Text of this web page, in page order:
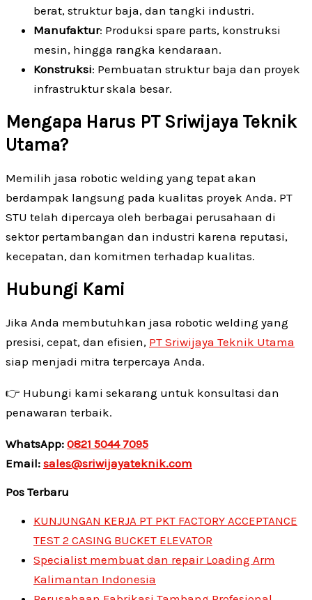
berat, struktur baja, dan tangki industri.
Manufaktur: Produksi spare parts, konstruksi
mesin, hingga rangka kendaraan.
Konstruksi: Pembuatan struktur baja dan proyek
infrastruktur skala besar.
Mengapa Harus PT Sriwijaya Teknik
Utama?
Memilih jasa robotic welding yang tepat akan
berdampak langsung pada kualitas proyek Anda. PT
STU telah dipercaya oleh berbagai perusahaan di
sektor pertambangan dan industri karena reputasi,
kecepatan, dan komitmen terhadap kualitas.
Hubungi Kami
Jika Anda membutuhkan jasa robotic welding yang
presisi, cepat, dan efisien, PT Sriwijaya Teknik Utama
siap menjadi mitra terpercaya Anda.
👉 Hubungi kami sekarang untuk konsultasi dan
penawaran terbaik.
WhatsApp: 0821 5044 7095
Email: sales@sriwijayateknik.com
Pos Terbaru
KUNJUNGAN KERJA PT PKT FACTORY ACCEPTANCE
TEST 2 CASING BUCKET ELEVATOR
Specialist membuat dan repair Loading Arm
Kalimantan Indonesia